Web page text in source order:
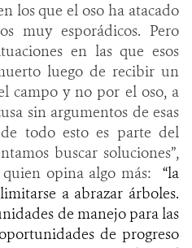
los que el oso ha atacado
muy esporádicos. Pero
en las que esos
luego de recibir un
campo y no por el oso, a
sin argumentos de esas
todo esto es parte del
buscar soluciones”,
opina algo más: “la
a abrazar árboles.
de manejo para las
de progreso